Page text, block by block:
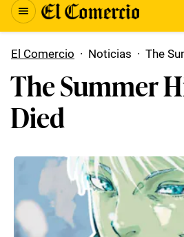
El Comercio · Noticias · The
The Summer
Died